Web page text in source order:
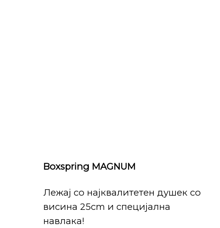
Boxspring MAGNUM
Лежај со најквалитетен душек со
висина 25cm и специјална
навлака!